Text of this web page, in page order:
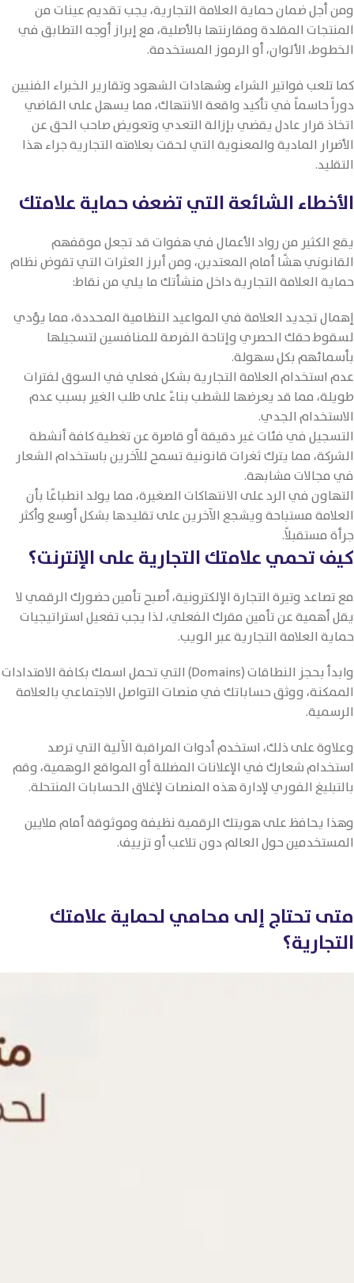
ومن أجل ضمان حماية العلامة التجارية، يجب تقديم عينات من
المنتجات المقلدة ومقارنتها بالأصلية، مع إبراز أوجه التطابق في
الخطوط، الألوان، أو الرموز المستخدمة.
كما تلعب فواتير الشراء وشهادات الشهود وتقارير الخبراء الفنيين
دوراً حاسماً في تأكيد واقعة الانتهاك، مما يسهل على القاضي
اتخاذ قرار عادل يقضي بإزالة التعدي وتعويض صاحب الحق عن
الأضرار المادية والمعنوية التي لحقت بعلامته التجارية جراء هذا
التقليد.
الأخطاء الشائعة التي تضعف حماية علامتك
يقع الكثير من رواد الأعمال في هفوات قد تجعل موقفهم
القانوني هشًا أمام المعتدين، ومن أبرز العثرات التي تقوض نظام
حماية العلامة التجارية داخل منشأتك ما يلي من نقاط:
إهمال تجديد العلامة في المواعيد النظامية المحددة، مما يؤدي
لسقوط حقك الحصري وإتاحة الفرصة للمنافسين لتسجيلها
بأسمائهم بكل سهولة.
عدم استخدام العلامة التجارية بشكل فعلي في السوق لفترات
طويلة، مما قد يعرضها للشطب بناءً على طلب الغير بسبب عدم
الاستخدام الجدي.
التسجيل في فئات غير دقيقة أو قاصرة عن تغطية كافة أنشطة
الشركة، مما يترك ثغرات قانونية تسمح للآخرين باستخدام الشعار
في مجالات مشابهة.
التهاون في الرد على الانتهاكات الصغيرة، مما يولد انطباعًا بأن
العلامة مستباحة ويشجع الآخرين على تقليدها بشكل أوسع وأكثر
جرأة مستقبلاً.
كيف تحمي علامتك التجارية على الإنترنت؟
مع تصاعد وتيرة التجارة الإلكترونية، أصبح تأمين حضورك الرقمي لا
يقل أهمية عن تأمين مقرك الفعلي، لذا يجب تفعيل استراتيجيات
حماية العلامة التجارية عبر الويب.
وابدأ بحجز النطاقات (Domains) التي تحمل اسمك بكافة الامتدادات
الممكنة، ووثق حساباتك في منصات التواصل الاجتماعي بالعلامة
الرسمية.
وعلاوة على ذلك، استخدم أدوات المراقبة الآلية التي ترصد
استخدام شعارك في الإعلانات المضللة أو المواقع الوهمية، وقم
بالتبليغ الفوري لإدارة هذه المنصات لإغلاق الحسابات المنتحلة.
وهذا يحافظ على هويتك الرقمية نظيفة وموثوقة أمام ملايين
المستخدمين حول العالم دون تلاعب أو تزييف.
متى تحتاج إلى محامي لحماية علامتك
التجارية؟